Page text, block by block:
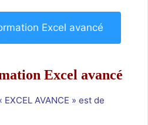
Excel avancé
Excel avancé
AVANCE » est de